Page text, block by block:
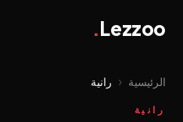
Lezzoo
.
الرئيسية ‹ رانية
رانية